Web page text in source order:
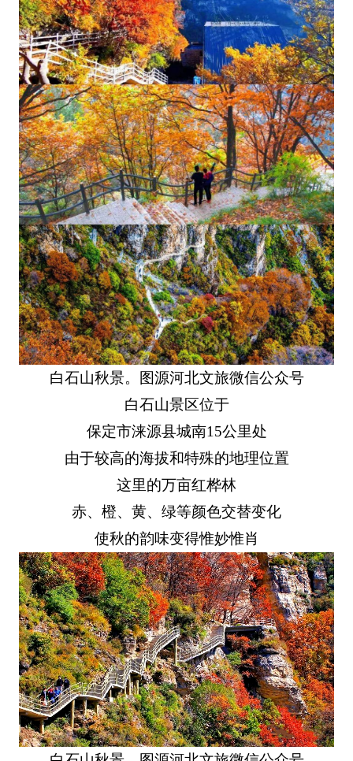
白石山秋景。图源河北文旅微信公众号
白石山景区位于
保定市涞源县城南15公里处
由于较高的海拔和特殊的地理位置
这里的万亩红桦林
赤、橙、黄、绿等颜色交替变化
使秋的韵味变得惟妙惟肖